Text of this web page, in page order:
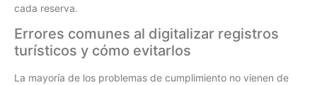
cada reserva.
Errores comunes al digitalizar registros
turísticos y cómo evitarlos
La mayoría de los problemas de cumplimiento no vienen de